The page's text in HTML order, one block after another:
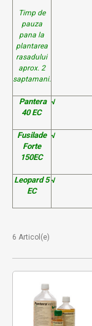
Timp de
pauza
pana la
plantarea
rasadului
aprox. 2
saptamani.
Pantera
40 EC
√
Fusilade
Forte
150EC
√
Leopard 5
EC
√
6 Articol(e)